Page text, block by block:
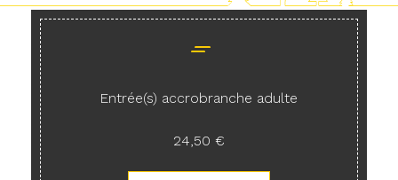
Entrée(s) accrobranche adulte
24,50 €